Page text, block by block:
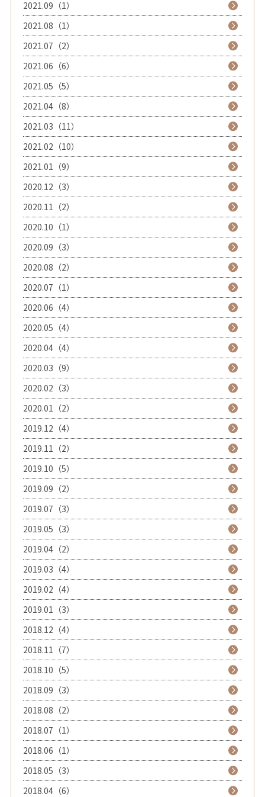
2021.09（1）
2021.08（1）
2021.07（2）
2021.06（6）
2021.05（5）
2021.04（8）
2021.03（11）
2021.02（10）
2021.01（9）
2020.12（3）
2020.11（2）
2020.10（1）
2020.09（3）
2020.08（2）
2020.07（1）
2020.06（4）
2020.05（4）
2020.04（4）
2020.03（9）
2020.02（3）
2020.01（2）
2019.12（4）
2019.11（2）
2019.10（5）
2019.09（2）
2019.07（3）
2019.05（3）
2019.04（2）
2019.03（4）
2019.02（4）
2019.01（3）
2018.12（4）
2018.11（7）
2018.10（5）
2018.09（3）
2018.08（2）
2018.07（1）
2018.06（1）
2018.05（3）
2018.04（6）